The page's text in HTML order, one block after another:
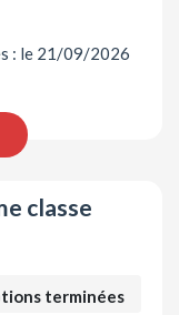
: le 21/09/2026
classe
terminées